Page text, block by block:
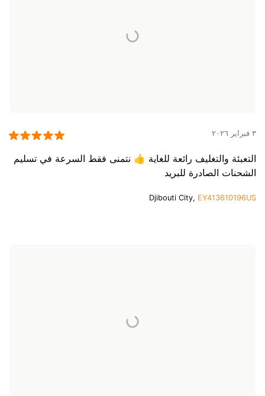
٣ فبراير ٢٠٢٦
التعبئة والتغليف رائعة للغاية 👍 نتمنى فقط السرعة في تسليم
الشحنات الصادرة للبريد
Djibouti City, EY413610196US